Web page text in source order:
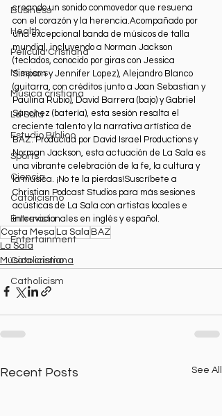
Business
Health
Película Cristiana
Missions
Música cristiana
La Sala
Estudio Bíblico
Sports
Ciencia
Catolicismo
Entrevista
Entertainment
Catolicismo
Catholicism
creando un sonido conmovedor que resuena
con el corazón y la herencia.Acompañado por
una excepcional banda de músicos de talla
mundial, incluyendo a Norman Jackson
(teclados, conocido por giras con Jessica
Simpson y Jennifer Lopez), Alejandro Blanco
(guitarra, con créditos junto a Joan Sebastian y
Paulina Rubio), David Barrera (bajo) y Gabriel
Sánchez (batería), esta sesión resalta el
creciente talento y la narrativa artística de
BAZ. Producida por David Israel Productions y
Norman Jackson, esta actuación de La Sala es
una vibrante celebración de la fe, la cultura y
la música. ¡No te la pierdas!Suscríbete a
Christian Podcast Studios para más sesiones
acústicas de La Sala con artistas locales e
internacionales en inglés y español.
Costa Mesa La Sala BAZ
La Sala
Música cristiana
Recent Posts See All